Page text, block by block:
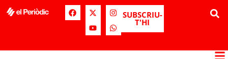
SUBSCRIU-
T'HI